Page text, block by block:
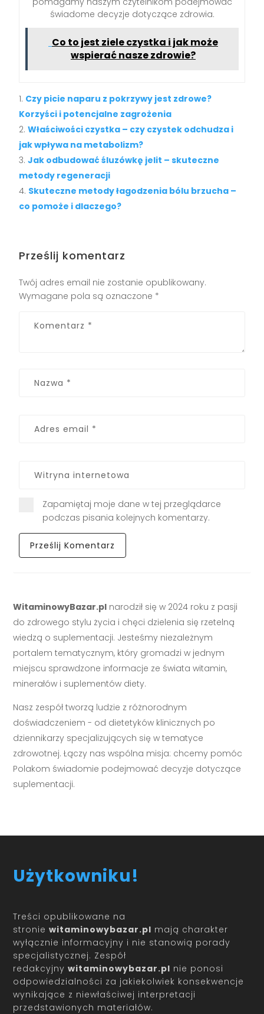
świadome decyzje dotyczące zdrowia.
Co to jest ziele czystka i jak może
wspierać nasze zdrowie?
Czy picie naparu z pokrzywy jest zdrowe?
Korzyści i potencjalne zagrożenia
Właściwości czystka – czy czystek odchudza i
jak wpływa na metabolizm?
Jak odbudować śluzówkę jelit – skuteczne
metody regeneracji
Skuteczne metody łagodzenia bólu brzucha –
co pomoże i dlaczego?
Prześlij komentarz
Twój adres email nie zostanie opublikowany.
Wymagane pola są oznaczone *
Zapamiętaj moje dane w tej przeglądarce
podczas pisania kolejnych komentarzy.
WitaminowyBazar.pl narodził się w 2024 roku z pasji
do zdrowego stylu życia i chęci dzielenia się rzetelną
wiedzą o suplementacji. Jesteśmy niezależnym
portalem tematycznym, który gromadzi w jednym
miejscu sprawdzone informacje ze świata witamin,
minerałów i suplementów diety.
Nasz zespół tworzą ludzie z różnorodnym
doświadczeniem - od dietetyków klinicznych po
dziennikarzy specjalizujących się w tematyce
zdrowotnej. Łączy nas wspólna misja: chcemy pomóc
Polakom świadomie podejmować decyzje dotyczące
suplementacji.
Użytkowniku!
Treści opublikowane na
stroniewitaminowybazar.pl mają charakter
wyłącznie informacyjny i nie stanowią porady
specjalistycznej. Zespół
redakcyjnywitaminowybazar.pl nie ponosi
odpowiedzialności za jakiekolwiek konsekwencje
wynikające z niewłaściwej interpretacji
przedstawionych materiałów.